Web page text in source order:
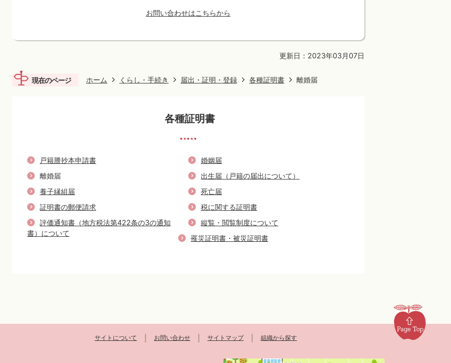
お問い合わせはこちらから
更新日：2023年03月07日
現在のページ ホーム くらし・手続き 届出・証明・登録 各種証明書 離婚届
各種証明書
戸籍謄抄本申請書
婚姻届
離婚届
出生届（戸籍の届出について）
養子縁組届
死亡届
証明書の郵便請求
税に関する証明書
評価通知書（地方税法第422条の3の通知
書）について
縦覧・閲覧制度について
罹災証明書・被災証明書
サイトについて お問い合わせ サイトマップ 組織から探す